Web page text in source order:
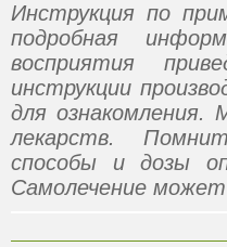
Инструкция по
подробная
восприятия
инструкции
для ознакомления.
лекарств.
способы и дозы
Самолечение